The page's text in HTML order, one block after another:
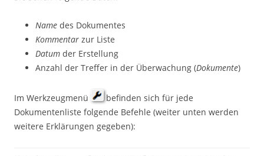
Name des Dokumentes
Kommentar zur Liste
Datum der Erstellung
Anzahl der Treffer in der Überwachung (Dokumente)
Im Werkzeugmenü
befinden sich für jede
Dokumentenliste folgende Befehle (weiter unten werden
weitere Erklärungen gegeben):